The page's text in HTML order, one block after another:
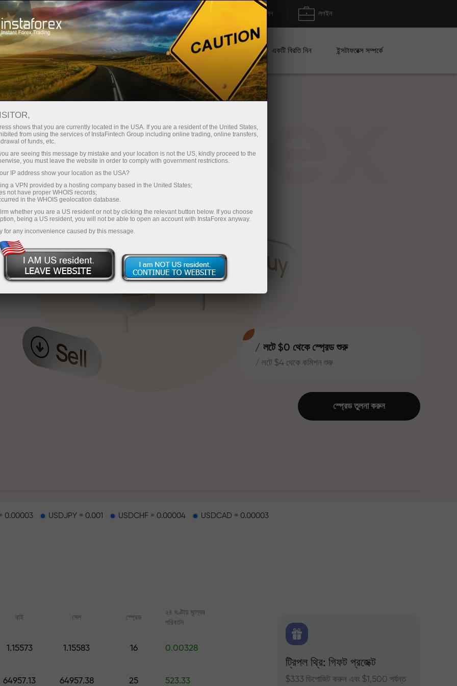
তাৎক্ষণিক অ্যাকাউন্ট খোলা ট্রেডিং প্ল্যাটফর্ম জমা/উত্তোলন লগইন
বিনিয়োগকারীদের জন্য অংশীদারদের জন্য ক্যাম্পেইন একটি বিরতি নিন ইন্সটাফরেক্স সম্পর্কে
/ লটে $0 থেকে স্প্রেড শুরু
/ লটে $4 থেকে কমিশন শুরু
পাওয়া যায়
জ্যাকপট
স্প্রেড তুলনা করুন
0.00003 USDJPY = 0.001 USDCHF = 0.00004 USDCAD = 0.00003
বাই সেল স্প্রেড
২৪ ঘণ্টায় মূল্যের
পরিবর্তন
1.15573 1.15583 16 0.00328
64957.13 64957.38 25 523.33
শূন্য থেকে ট্রেডিং শিখুন — সব লেভেলের জন্য
ফরেক্স, ক্রিপ্টো ও ফিউচার্সের জন্য দৈনিক
ট্রিপল থ্রি: গিফট প্রজেক্ট
$333 ডিপোজিট করুন এবং $1,500 পর্যন্ত
shows that you are currently located in the USA. If you are a resident of the United States,
from using the services of InstaFintech Group including online trading, online transfers,
of funds, etc.
are seeing this message by mistake and your location is not the US, kindly proceed to the
you must leave the website in order to comply with government restrictions.
IP address show your location as the USA?
a VPN provided by a hosting company based in the United States;
not have proper WHOIS records;
in the WHOIS geolocation database.
whether you are a US resident or not by clicking the relevant button below. If you choose
being a US resident, you will not be able to open an account with InstaForex anyway.
for any inconvenience caused by this message.